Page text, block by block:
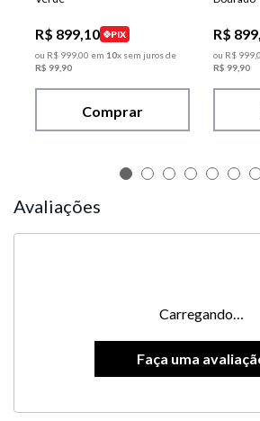
R$ 899,10
PIX
ou R$ 99900 em 10x sem juros de
R$ 99 90
Comprar
R$ 899,
ou R$ 999
R$ 99 90
Avaliações
Carregando…